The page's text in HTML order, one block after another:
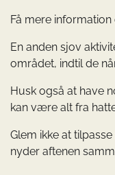
Få mere information
En anden sjov
området, indtil de
Husk også at have
kan være alt fra
Glem ikke at
nyder aftenen